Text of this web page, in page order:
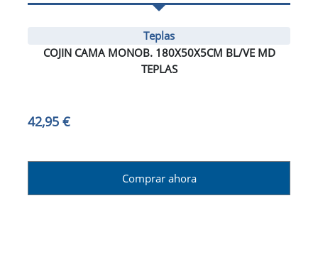
Teplas
COJIN CAMA MONOB. 180X50X5CM BL/VE MD
TEPLAS
42,95 €
Comprar ahora